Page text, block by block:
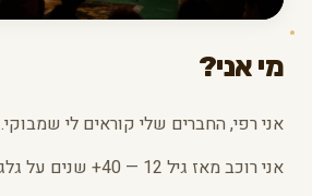
מי אני?
אני רפי, החברים שלי קוראים לי שמבוקי.
אני רוכב מאז גיל 12 — 40+ שנים על גלגל אחד.